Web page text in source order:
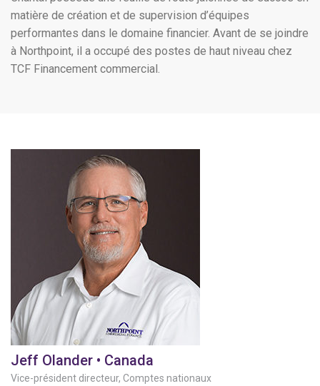
matière de création et de supervision d’équipes
performantes dans le domaine financier. Avant de se joindre
à Northpoint, il a occupé des postes de haut niveau chez
TCF Financement commercial.
Jeff Olander • Canada
Vice-président directeur, Comptes nationaux